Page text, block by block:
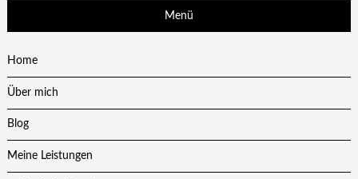
Menü
Home
Über mich
Blog
Meine Leistungen